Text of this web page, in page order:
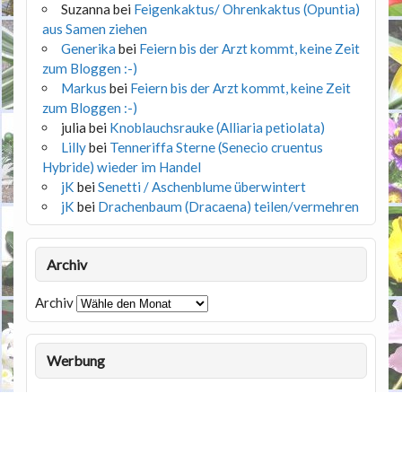
Suzanna bei Feigenkaktus/ Ohrenkaktus (Opuntia)
aus Samen ziehen
Generika bei Feiern bis der Arzt kommt, keine Zeit
zum Bloggen :-)
Markus bei Feiern bis der Arzt kommt, keine Zeit
zum Bloggen :-)
julia bei Knoblauchsrauke (Alliaria petiolata)
Lillybei Tenneriffa Sterne (Senecio cruentus
Hybride) wieder im Handel
jK beiSenetti / Aschenblume überwintert
jK bei Drachenbaum (Dracaena) teilen/vermehren
Archiv
Archiv
Werbung